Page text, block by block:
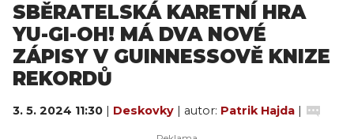
SBĚRATELSKÁ KARETNÍ HRA
YU-GI-OH! MÁ DVA NOVÉ
ZÁPISY V GUINNESSOVĚ KNIZE
REKORDŮ
3. 5. 2024 11:30 | Deskovky | autor: Patrik Hajda |